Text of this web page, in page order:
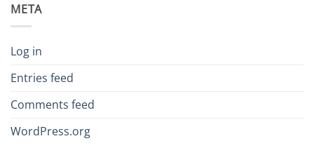
META
Log in
Entries feed
Comments feed
WordPress.org